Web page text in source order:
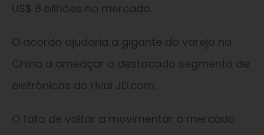
US$ 8 bilhões no mercado.
O acordo ajudaria a gigante do varejo na
China a ameaçar o destacado segmento de
eletrônicos do rival JD.com.
O fato de voltar a movimentar o mercado